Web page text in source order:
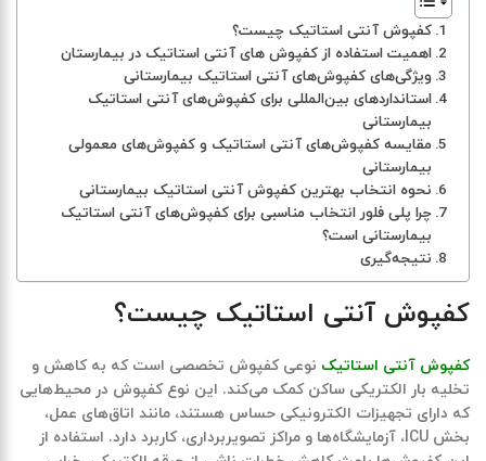
کفپوش آنتی استاتیک چیست؟
اهمیت استفاده از کفپوش‌ های آنتی استاتیک در بیمارستان
ویژگی‌های کفپوش‌های آنتی استاتیک بیمارستانی
استانداردهای بین‌المللی برای کفپوش‌های آنتی استاتیک
بیمارستانی
مقایسه کفپوش‌های آنتی استاتیک و کفپوش‌های معمولی
بیمارستانی
نحوه انتخاب بهترین کفپوش آنتی استاتیک بیمارستانی
چرا پلی فلور انتخاب مناسبی برای کفپوش‌های آنتی استاتیک
بیمارستانی است؟
نتیجه‌گیری
کفپوش آنتی استاتیک چیست؟
کفپوش آنتی استاتیک نوعی کفپوش تخصصی است که به کاهش و
تخلیه بار الکتریکی ساکن کمک می‌کند. این نوع کفپوش در محیط‌هایی
که دارای تجهیزات الکترونیکی حساس هستند، مانند اتاق‌های عمل،
بخش
، آزمایشگاه‌ها و مراکز تصویربرداری، کاربرد دارد. استفاده از